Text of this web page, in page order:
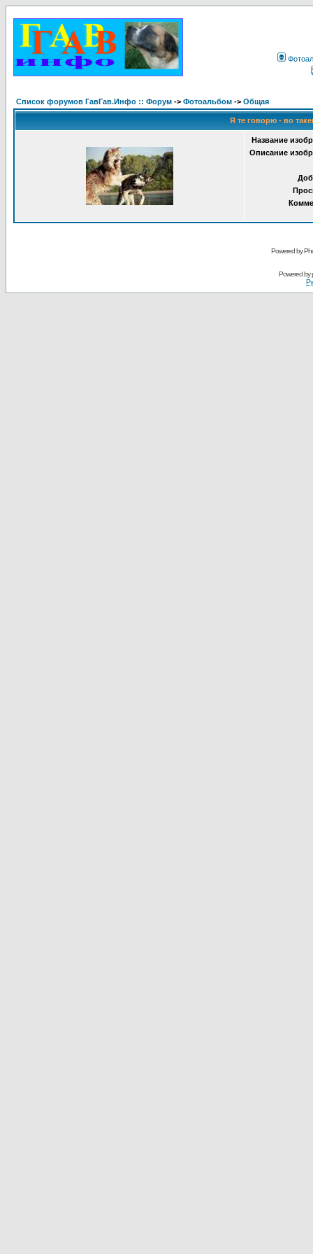
Список форумов ГавГав.Инфо :: Форум -> Фотоальбом -> Общая
Я те говорю - во
Название
Описание
Powered by
Powered by